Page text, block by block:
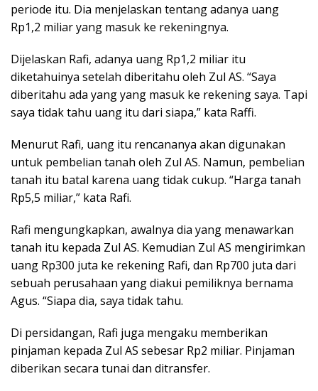
periode itu. Dia menjelaskan tentang adanya uang
Rp1,2 miliar yang masuk ke rekeningnya.
Dijelaskan Rafi, adanya uang Rp1,2 miliar itu
diketahuinya setelah diberitahu oleh Zul AS. “Saya
diberitahu ada yang yang masuk ke rekening saya. Tapi
saya tidak tahu uang itu dari siapa,” kata Raffi.
Menurut Rafi, uang itu rencananya akan digunakan
untuk pembelian tanah oleh Zul AS. Namun, pembelian
tanah itu batal karena uang tidak cukup. “Harga tanah
Rp5,5 miliar,” kata Rafi.
Rafi mengungkapkan, awalnya dia yang menawarkan
tanah itu kepada Zul AS. Kemudian Zul AS mengirimkan
uang Rp300 juta ke rekening Rafi, dan Rp700 juta dari
sebuah perusahaan yang diakui pemiliknya bernama
Agus. “Siapa dia, saya tidak tahu.
Di persidangan, Rafi juga mengaku memberikan
pinjaman kepada Zul AS sebesar Rp2 miliar. Pinjaman
diberikan secara tunai dan ditransfer.